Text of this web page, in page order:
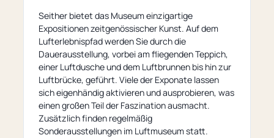
Seither bietet das Museum einzigartige
Expositionen zeitgenössischer Kunst. Auf dem
Lufterlebnispfad werden Sie durch die
Dauerausstellung, vorbei am fliegenden Teppich,
einer Luftdusche und dem Luftbrunnen bis hin zur
Luftbrücke, geführt. Viele der Exponate lassen
sich eigenhändig aktivieren und ausprobieren, was
einen großen Teil der Faszination ausmacht.
Zusätzlich finden regelmäßig
Sonderausstellungen im Luftmuseum statt.